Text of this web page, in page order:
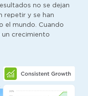
no se dejan
repetir y se han
el mundo. Cuando
un crecimiento